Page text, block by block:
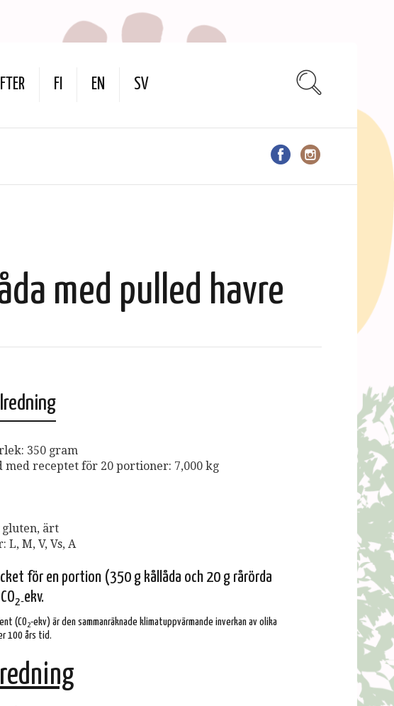
FI EN SV
med pulled havre
350 gram
med receptet för 20 portioner: 7,000 kg
ärt
M, V, Vs, A
för en portion (350 g kållåda och 20 g rårörda
2-ekv.
(CO2-ekv) är den sammanräknade klimatuppvärmande inverkan av olika
100 års tid.